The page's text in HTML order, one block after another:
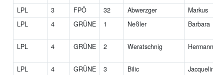
LPL
3 FPÖ 32 Abwerzger
Markus
LPL
4 GRÜNE 1 Neßler Barbara
LPL 4 GRÜNE 2 Weratschnig Hermann
LPL 4 GRÜNE 3 Bilic
Jacqueline